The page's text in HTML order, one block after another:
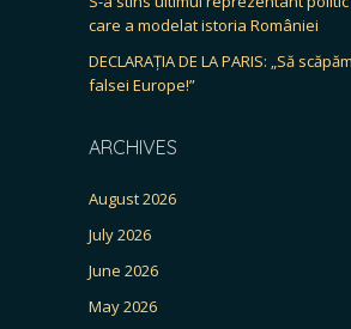
care a modelat istoria României
DECLARAȚIA DE LA PARIS: „Să
falsei Europe!”
ARCHIVES
August 2026
July 2026
June 2026
May 2026